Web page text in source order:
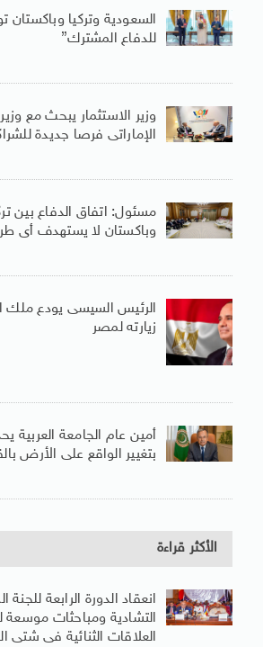
السعودية وتركيا وباكستان
للدفاع المشترك”
وزير الاستثمار يبحث مع وزير
الإماراتى فرصا جديدة
مسئول: اتفاق الدفاع بين
وباكستان لا يستهدف أى
الرئيس السيسى يودع ملك
زيارته لمصر
أمين عام الجامعة العربية
بتغيير الواقع على الأرض
الأكثر قراءة
انعقاد الدورة الرابعة
التشادية ومباحثات موسعة
العلاقات الثنائية فى شتى